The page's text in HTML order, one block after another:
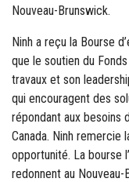
Nouveau-Brunswick.
Ninh a reçu la Bourse
que le soutien du
travaux et son
qui encouragent des
répondant aux besoins
Canada. Ninh remercie
opportunité. La bourse
redonnent au Nouveau-